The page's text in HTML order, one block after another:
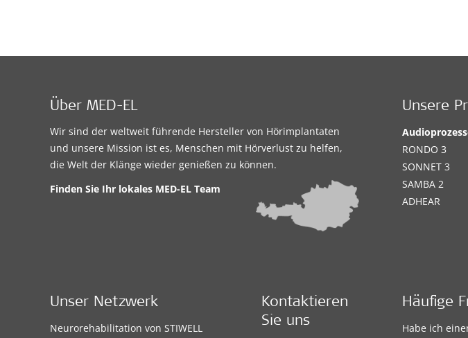
Über MED-EL
Wir sind der weltweit führende Hersteller von Hörimplantaten
und unsere Mission ist es, Menschen mit Hörverlust zu helfen,
die Welt der Klänge wieder genießen zu können.
Finden Sie Ihr lokales MED-EL Team
Unsere
RONDO 3
SONNET 3
SAMBA 2
ADHEAR
Häufige
Habe ich
Unser Netzwerk
Neurorehabilitation von STIWELL
Kontaktieren
Sie uns